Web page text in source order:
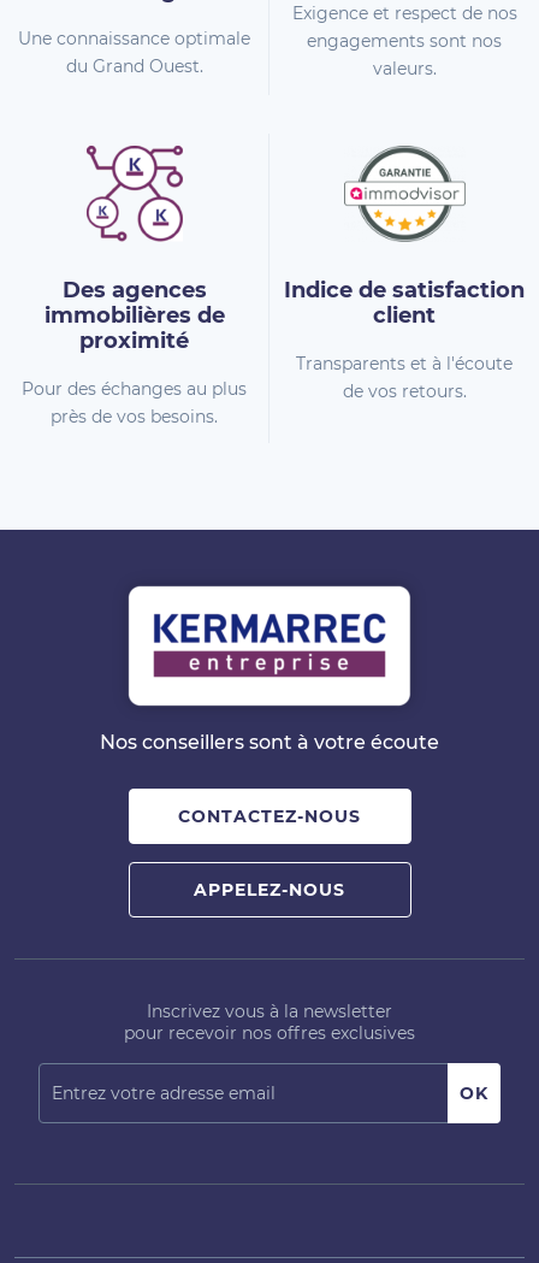
Une connaissance optimale
du Grand Ouest.
Exigence et respect de nos
engagements sont nos
valeurs.
Des agences
immobilières de
proximité
Pour des échanges au plus
près de vos besoins.
Indice de satisfaction
client
Transparents et à l'écoute
de vos retours.
Nos conseillers sont à votre écoute
CONTACTEZ-NOUS
APPELEZ-NOUS
Inscrivez vous à la newsletter
pour recevoir nos offres exclusives